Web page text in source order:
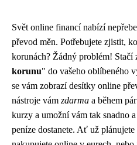
Svět online financí nabízí
převod měn. Potřebujete zjistit,
korunách? Žádný problém! Stačí
korunu" do vašeho oblíbeného
se vám zobrazí desítky online
nástroje vám zdarma a během
kurzy a umožní vám tak snadno
peníze dostanete. Ať už